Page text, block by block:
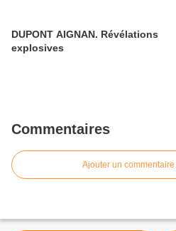
DUPONT AIGNAN. Révélations
explosives
Commentaires
Ajouter un commentaire